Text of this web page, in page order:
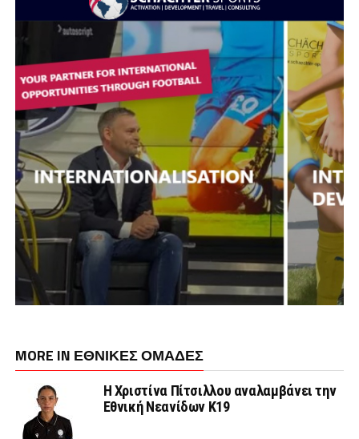
MORE IN ΕΘΝΙΚΕΣ ΟΜΑΔΕΣ
Η Χριστίνα Πίτσιλλου αναλαμβάνει την
Εθνική Νεανίδων Κ19